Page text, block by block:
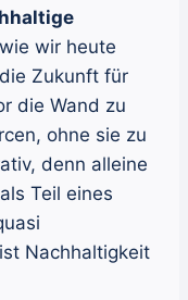
wir heute
Zukunft für
die Wand zu
ohne sie zu
denn alleine
Teil eines
Nachhaltigkeit